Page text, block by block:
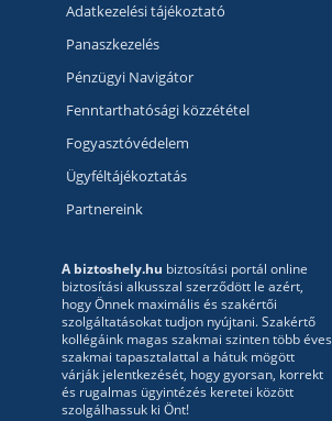
Adatkezelési tájékoztató
Panaszkezelés
Pénzügyi Navigátor
Fenntarthatósági közzététel
Fogyasztóvédelem
Ügyféltájékoztatás
Partnereink
A biztoshely.hu biztosítási portál online
biztosítási alkusszal szerződött le azért,
hogy Önnek maximális és szakértői
szolgáltatásokat tudjon nyújtani. Szakértő
kollégáink magas szakmai szinten több éves
szakmai tapasztalattal a hátuk mögött
várják jelentkezését, hogy gyorsan, korrekt
és rugalmas ügyintézés keretei között
szolgálhassuk ki Önt!